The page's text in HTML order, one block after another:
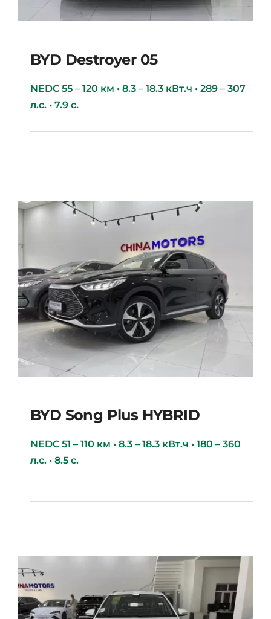
BYD Destroyer 05
BYD Destroyer 05
NEDC 55 – 120 км • 8.3 – 18.3 кВт.ч • 289 – 307
л.с. • 7.9 с.
BYD Song Plus HYBRID
BYD Song Plus HYBRID
NEDC 51 – 110 км • 8.3 – 18.3 кВт.ч • 180 – 360
л.с. • 8.5 с.